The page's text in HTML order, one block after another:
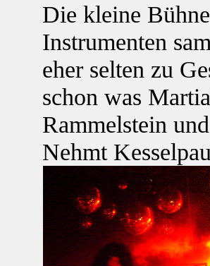
Die kleine
Instrumenten
eher selten zu
schon was
Rammelstein
Nehmt